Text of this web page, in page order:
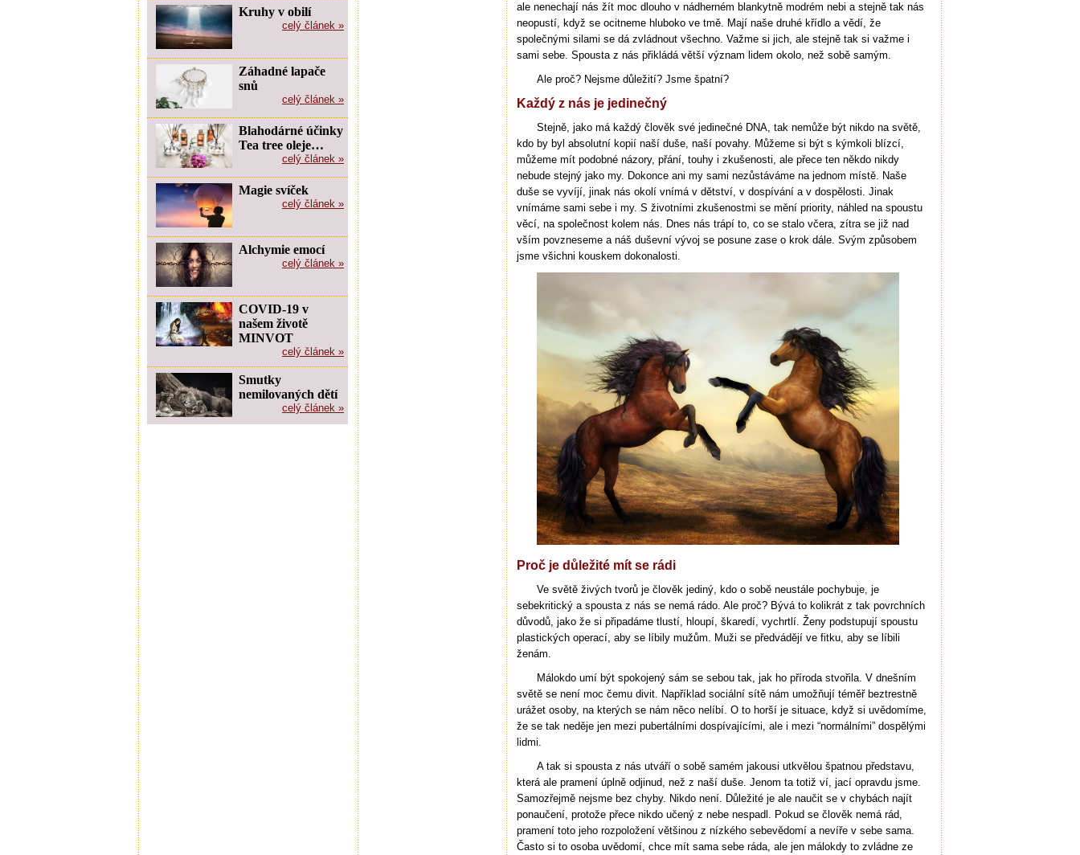
ale nenechají nás žít moc dlouho v nádherném blankytně modrém nebi a stejně tak nás
neopustí, když se ocitneme hluboko ve tmě. Mají naše druhé křídlo a vědí, že
společnými silami se dá zvládnout všechno. Važme si jich, ale stejně tak si važme i
sami sebe. Spousta z nás přikládá větší význam lidem okolo, než sobě samým.
Ale proč? Nejsme důležití? Jsme špatní?
Každý z nás je jedinečný
Stejně, jako má každý člověk své jedinečné DNA, tak nemůže být nikdo na světě,
kdo by byl absolutní kopií naší duše, naší povahy. Můžeme si být s kýmkoli blízcí,
můžeme mít podobné názory, přání, touhy i zkušenosti, ale přece ten někdo nikdy
nebude stejný jako my. Dokonce ani my sami nezůstáváme na jednom místě. Naše
duše se vyvíjí, jinak nás okolí vnímá v dětství, v dospívání a v dospělosti. Jinak
vnímáme sami sebe i my. S životními zkušenostmi se mění priority, náhled na spoustu
věcí, na společnost kolem nás. Dnes nás trápí to, co se stalo včera, zítra se již nad
vším povzneseme a náš duševní vývoj se posune zase o krok dále. Svým způsobem
jsme všichni kouskem dokonalosti.
Proč je důležité mít se rádi
Ve světě živých tvorů je člověk jediný, kdo o sobě neustále pochybuje, je
sebekritický a spousta z nás se nemá rádo. Ale proč? Bývá to kolikrát z tak povrchních
důvodů, jako že si připadáme tlustí, hloupí, škaredí, vychrtlí. Ženy podstupují spoustu
plastických operací, aby se líbily mužům. Muži se předvádějí ve fitku, aby se líbili
ženám.
Málokdo umí být spokojený sám se sebou tak, jak ho příroda stvořila. V dnešním
světě se není moc čemu divit. Například sociální sítě nám umožňují téměř beztrestně
urážet osoby, na kterých se nám něco nelíbí. O to horší je situace, když si uvědomíme,
že se tak neděje jen mezi pubertálními dospívajícími, ale i mezi “normálními” dospělými
lidmi.
A tak si spousta z nás utváří o sobě samém jakousi utkvělou špatnou představu,
která ale pramení úplně odjinud, než z naší duše. Jenom ta totiž ví, jací opravdu jsme.
Samozřejmě nejsme bez chyby. Nikdo není. Důležité je ale naučit se v chybách najít
ponaučení, protože přece nikdo učený z nebe nespadl. Pokud se člověk nemá rád,
pramení toto jeho rozpoložení většinou z nízkého sebevědomí a nevíře v sebe sama.
Často si to osoba uvědomí, chce mít sama sebe ráda, ale jen málokdy to zvládne ze
Kruhy v obilí
celý článek »
Záhadné lapače
snů
celý článek »
Blahodárné účinky
Tea tree oleje…
celý článek »
Magie svíček
celý článek »
Alchymie emocí
celý článek »
COVID-19 v
našem životě
MINVOT
celý článek »
Smutky
nemilovaných dětí
celý článek »